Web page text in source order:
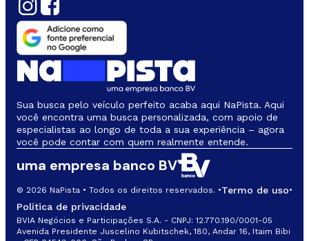
Sua busca pelo veículo perfeito acaba aqui NaPista. Aqui
você encontra uma busca personalizada, com apoio de
especialistas ao longo de toda a sua experiência – agora
você pode contar com quem realmente entende.
© 2026 NaPista • Todos os direitos reservados. •Termo de uso•
Política de privacidade
BVIA Negócios e Participações S.A. - CNPJ: 12.770.190/0001-05
Avenida Presidente Juscelino Kubitschek, 180, Andar 16, Itaim Bibi
uma empresa banco BV